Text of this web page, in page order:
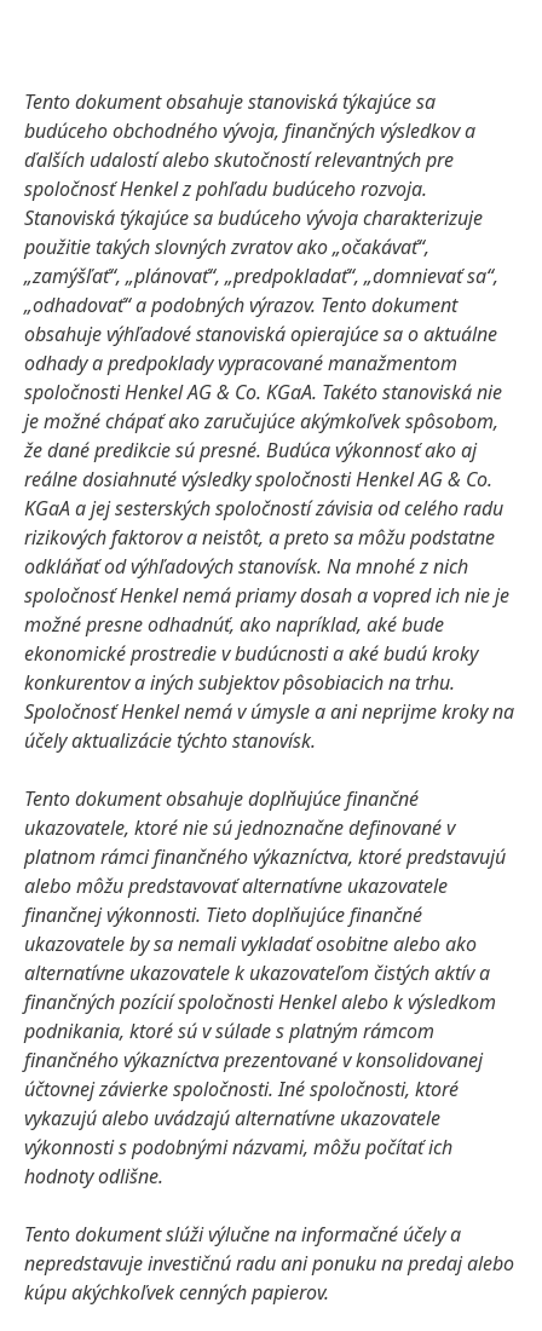
Tento dokument obsahuje stanoviská týkajúce sa
budúceho obchodného vývoja, finančných výsledkov a
ďalších udalostí alebo skutočností relevantných pre
spoločnosť Henkel z pohľadu budúceho rozvoja.
Stanoviská týkajúce sa budúceho vývoja charakterizuje
použitie takých slovných zvratov ako „očakávať“,
„zamýšľať“, „plánovať“, „predpokladať“, „domnievať sa“,
„odhadovať“ a podobných výrazov. Tento dokument
obsahuje výhľadové stanoviská opierajúce sa o aktuálne
odhady a predpoklady vypracované manažmentom
spoločnosti Henkel AG & Co. KGaA. Takéto stanoviská nie
je možné chápať ako zaručujúce akýmkoľvek spôsobom,
že dané predikcie sú presné. Budúca výkonnosť ako aj
reálne dosiahnuté výsledky spoločnosti Henkel AG & Co.
KGaA a jej sesterských spoločností závisia od celého radu
rizikových faktorov a neistôt, a preto sa môžu podstatne
odkláňať od výhľadových stanovísk. Na mnohé z nich
spoločnosť Henkel nemá priamy dosah a vopred ich nie je
možné presne odhadnúť, ako napríklad, aké bude
ekonomické prostredie v budúcnosti a aké budú kroky
konkurentov a iných subjektov pôsobiacich na trhu.
Spoločnosť Henkel nemá v úmysle a ani neprijme kroky na
účely aktualizácie týchto stanovísk.
Tento dokument obsahuje doplňujúce finančné
ukazovatele, ktoré nie sú jednoznačne definované v
platnom rámci finančného výkazníctva, ktoré predstavujú
alebo môžu predstavovať alternatívne ukazovatele
finančnej výkonnosti. Tieto doplňujúce finančné
ukazovatele by sa nemali vykladať osobitne alebo ako
alternatívne ukazovatele k ukazovateľom čistých aktív a
finančných pozícií spoločnosti Henkel alebo k výsledkom
podnikania, ktoré sú v súlade s platným rámcom
finančného výkazníctva prezentované v konsolidovanej
účtovnej závierke spoločnosti. Iné spoločnosti, ktoré
vykazujú alebo uvádzajú alternatívne ukazovatele
výkonnosti s podobnými názvami, môžu počítať ich
hodnoty odlišne.
Tento dokument slúži výlučne na informačné účely a
nepredstavuje investičnú radu ani ponuku na predaj alebo
kúpu akýchkoľvek cenných papierov.